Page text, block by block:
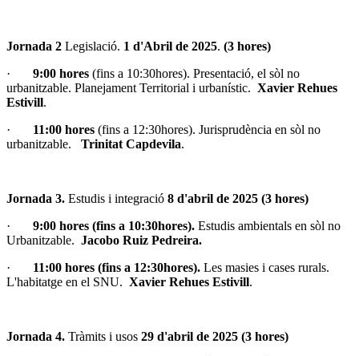
Jornada 2 Legislació. 1 d'Abril de 2025. (3 hores)
· 9:00 hores (fins a 10:30hores). Presentació, el sòl no
urbanitzable. Planejament Territorial i urbanístic. Xavier Rehues
Estivill.
· 11:00 hores (fins a 12:30hores). Jurisprudència en sòl no
urbanitzable. Trinitat Capdevila.
Jornada 3. Estudis i integració 8 d'abril de 2025 (3 hores)
· 9:00 hores (fins a 10:30hores). Estudis ambientals en sòl no
Urbanitzable. Jacobo Ruiz Pedreira.
· 11:00 hores (fins a 12:30hores). Les masies i cases rurals.
L'habitatge en el SNU. Xavier Rehues Estivill.
Jornada 4. Tràmits i usos 29 d'abril de 2025 (3 hores)